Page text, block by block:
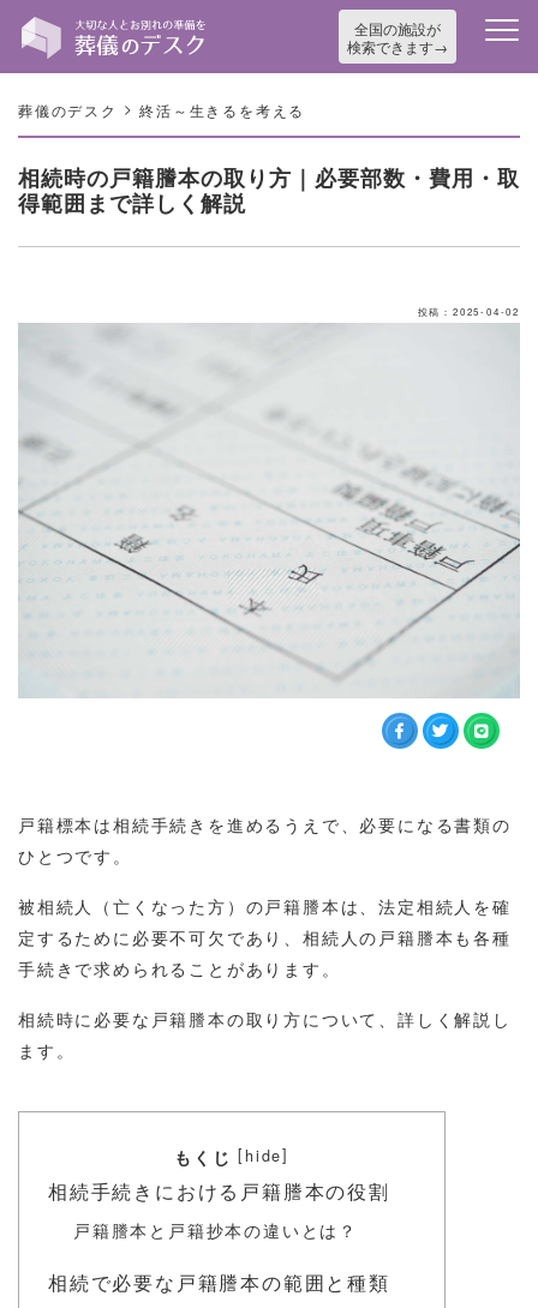
全国の施設が
検索できます
葬儀のデスク >終活～生きるを考える
相続時の戸籍謄本の取り方｜必要部数・費用・取
得範囲まで詳しく解説
投稿：2025-04-02
戸籍標本は相続手続きを進めるうえで、必要になる書類の
ひとつです。
被相続人（亡くなった方）の戸籍謄本は、法定相続人を確
定するために必要不可欠であり、相続人の戸籍謄本も各種
手続きで求められることがあります。
相続時に必要な戸籍謄本の取り方について、詳しく解説し
ます。
もくじ [hide]
相続手続きにおける戸籍謄本の役割
戸籍謄本と戸籍抄本の違いとは？
相続で必要な戸籍謄本の範囲と種類